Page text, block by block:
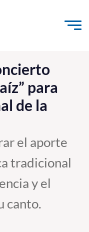
para
de la
el aporte
tradicional
y el
canto.